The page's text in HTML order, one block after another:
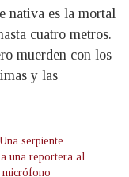
nativa es la mortal
cuatro metros.
muerden con los
y las
serpiente
una reportera al
micrófono